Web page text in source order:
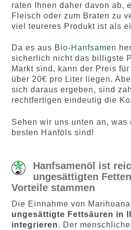
raten Ihnen daher davon ab,
Fleisch oder zum Braten zu
viel teureres Produkt ist als
Da es aus Bio-Hanfsamen
sicherlich nicht das billigste
Markt sind, kann der Preis
über 20€ pro Liter liegen.
sich daraus ergeben, sind
rechtfertigen eindeutig die
Sehen wir uns unten an, was
besten Hanföls sind!
Hanfsamenöl ist
ungesättigten
Vorteile stammen
Die Einnahme von
ungesättigte Fettsäuren in
integrieren. Der